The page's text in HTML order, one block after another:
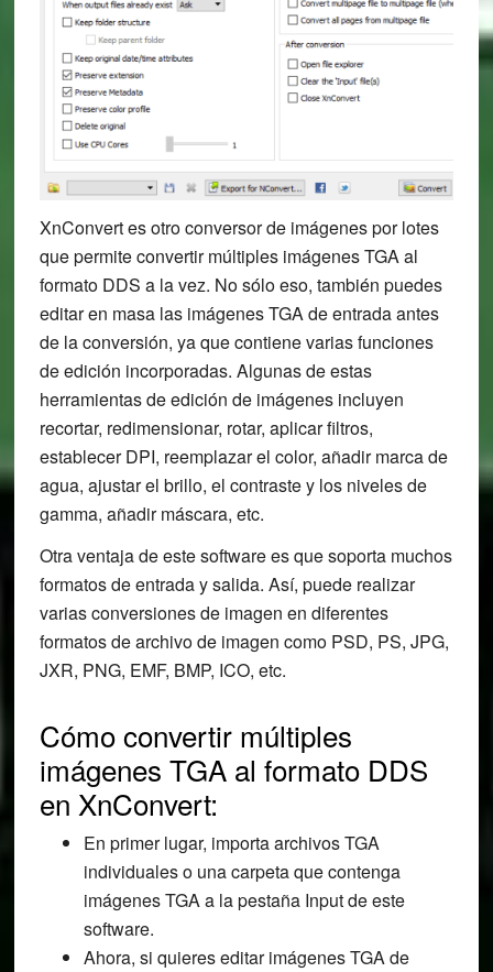
XnConvert es otro conversor de imágenes por lotes
que permite convertir múltiples imágenes TGA al
formato DDS a la vez. No sólo eso, también puedes
editar en masa las imágenes TGA de entrada antes
de la conversión, ya que contiene varias funciones
de edición incorporadas. Algunas de estas
herramientas de edición de imágenes incluyen
recortar, redimensionar, rotar, aplicar filtros,
establecer DPI, reemplazar el color, añadir marca de
agua, ajustar el brillo, el contraste y los niveles de
gamma, añadir máscara, etc.
Otra ventaja de este software es que soporta muchos
formatos de entrada y salida. Así, puede realizar
varias conversiones de imagen en diferentes
formatos de archivo de imagen como PSD, PS, JPG,
JXR, PNG, EMF, BMP, ICO, etc.
Cómo convertir múltiples
imágenes TGA al formato DDS
en XnConvert:
En primer lugar, importa archivos TGA
individuales o una carpeta que contenga
imágenes TGA a la pestaña Input de este
software.
Ahora, si quieres editar imágenes TGA de